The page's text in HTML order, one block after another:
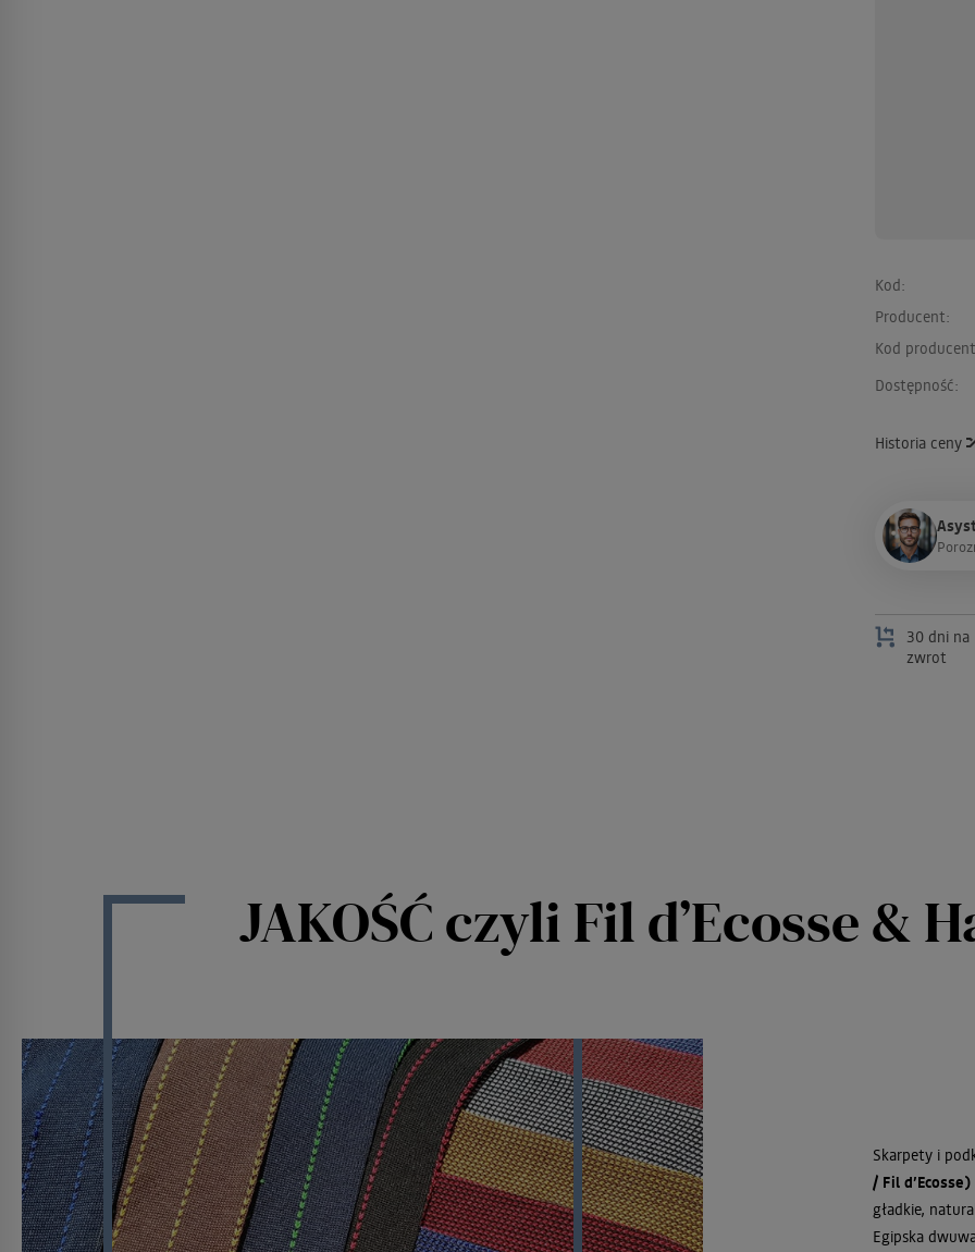
Kod:
Producent:
Kod
Dostępność:
Historia ceny
Poroz
30 dni na
zwrot
JAKOŚĆ czyli Fil d’Ecosse &
Skarpety i
/ Fil d’Ecosse)
gładkie,
Egipska